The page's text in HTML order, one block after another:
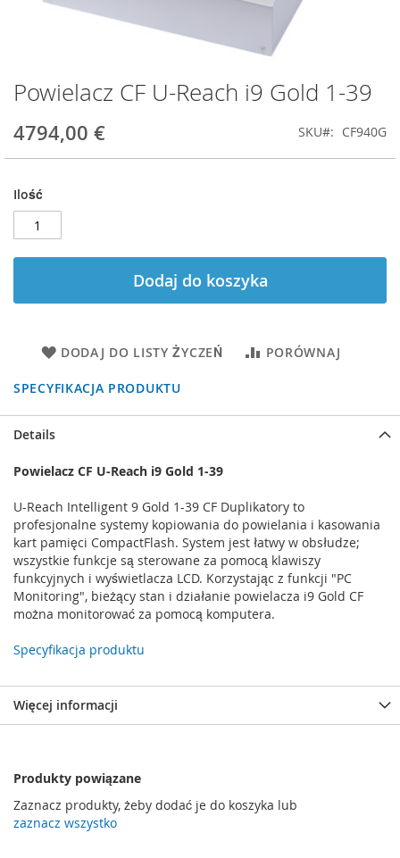
Powielacz CF U-Reach i9 Gold 1-39
4794,00 € SKU CF940G
Ilość
Dodaj do koszyka
DODAJ DO LISTY ŻYCZEŃ PORÓWNAJ
SPECYFIKACJA PRODUKTU
Przejdź
na
początek
galerii
Details
Powielacz CF U-Reach i9 Gold 1-39
U-Reach Intelligent 9 Gold 1-39 CF Duplikatory to
profesjonalne systemy kopiowania do powielania i kasowania
kart pamięci CompactFlash. System jest łatwy w obsłudze;
wszystkie funkcje są sterowane za pomocą klawiszy
funkcyjnych i wyświetlacza LCD. Korzystając z funkcji "PC
Monitoring", bieżący stan i działanie powielacza i9 Gold CF
można monitorować za pomocą komputera.
Specyfikacja produktu
Więcej informacji
Produkty powiązane
Zaznacz produkty, żeby dodać je do koszyka lub
zaznacz wszystko